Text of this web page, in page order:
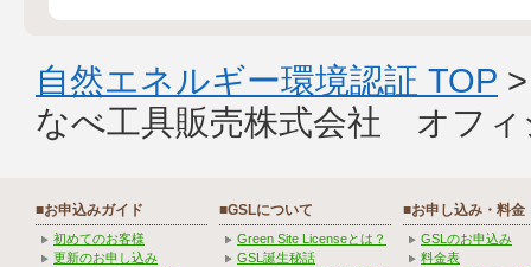
自然エネルギー環境認証 TOP
なべ工具販売株式会社 オフィ
■お申込みガイド
初めてのお客様
更新のお申し込み
■GSLについて
Green Site Licenseとは？
GSL誕生秘話
■お申し込み・料金
GSLのお申込み
料金表